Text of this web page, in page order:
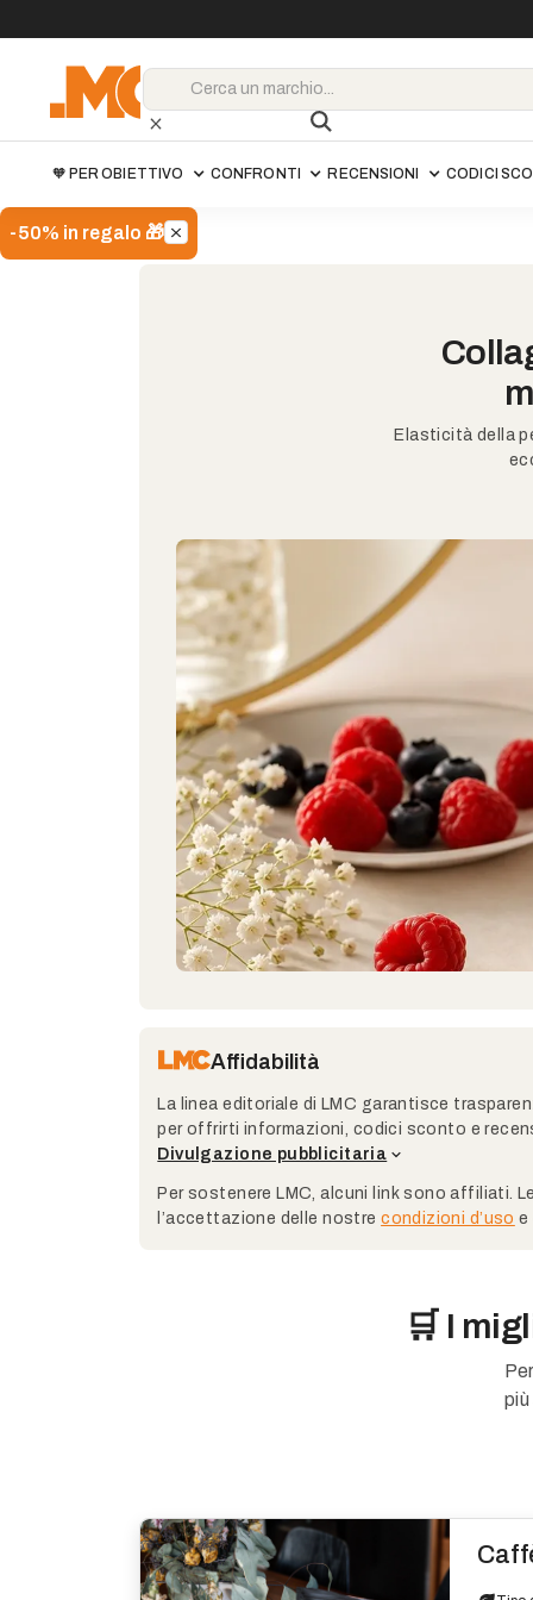
🧡 PER OBIETTIVO CONFRONTI RECENSIONI CODICI
-50% in regalo 🎁
Elasticità della
Affidabilità
La linea editoriale di LMC garantisce
per offrirti informazioni, codici sconto e
Divulgazione pubblicitaria
Per sostenere LMC, alcuni link sono affiliati.
l’accettazione delle nostrecondizioni d’uso e
🛒 I